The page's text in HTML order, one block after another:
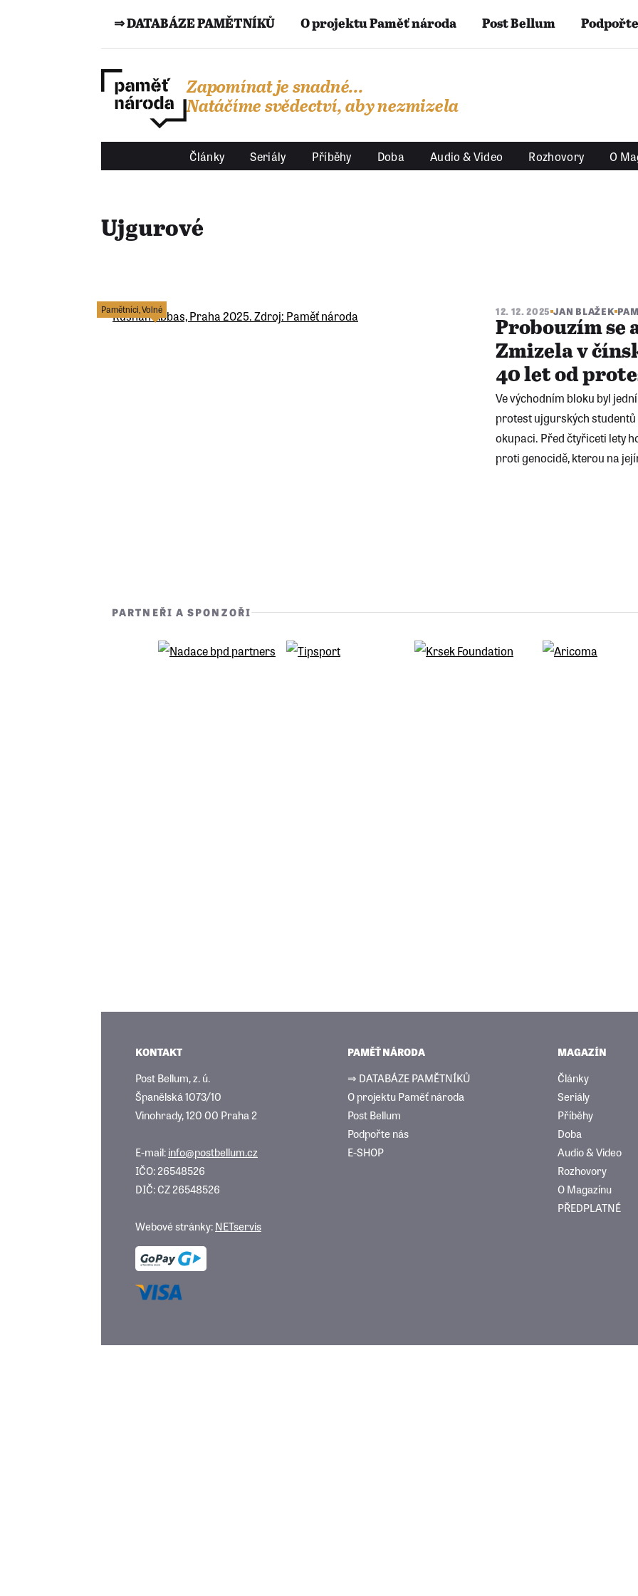
⇒ DATABÁZE PAMĚTNÍKŮ O projektu Paměť národa Post Bellum
Zapomínat je snadné...
Natáčíme svědectví, aby nezmizela
Články Seriály Příběhy Doba Audio & Video Rozhovory O
Ujgurové
Pamětníci,Volné 12. 12. 2025 JAN BLAŽEK
Probouzím se
Zmizela v
40 let od
Ve východním bloku byl
protest ujgurských
okupaci. Před čtyřiceti lety
proti genocidě, kterou na
PARTNEŘI A SPONZOŘI
KONTAKT
Post Bellum, z. ú.
Španělská 1073/10
Vinohrady, 120 00 Praha 2
E-mail:info@postbellum.cz
IČO: 26548526
DIČ: CZ 26548526
Webové stránky:NETservis
PAMĚŤ NÁRODA
⇒ DATABÁZE PAMĚTNÍKŮ
O projektu Paměť národa
Post Bellum
Podpořte nás
E-SHOP
MAGAZÍN
Články
Seriály
Příběhy
Doba
Audio & Video
Rozhovory
O Magazínu
PŘEDPLATNÉ